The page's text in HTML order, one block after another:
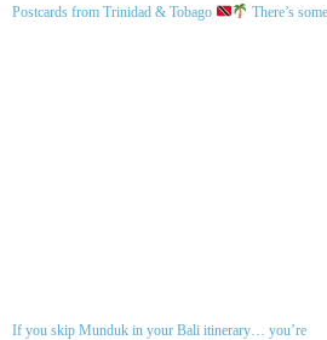
Postcards from Trinidad & Tobago There’s some
If you skip Munduk in your Bali itinerary… you’re